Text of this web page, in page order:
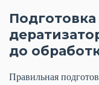
до
Правильная